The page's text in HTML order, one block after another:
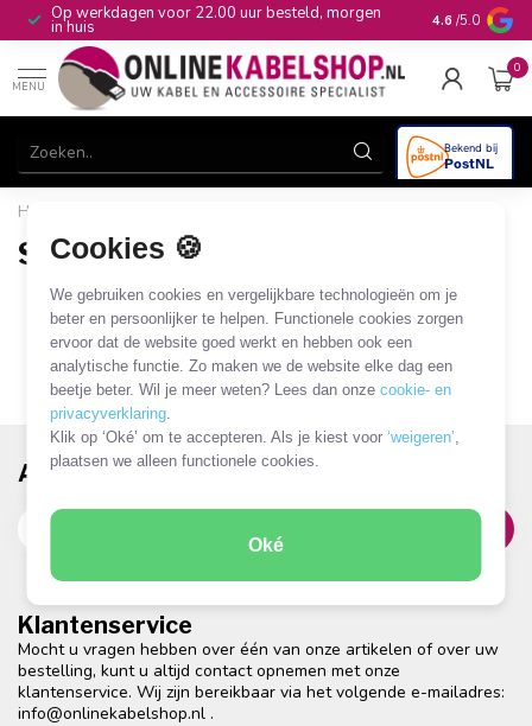
Cookies 🍪
We gebruiken cookies en vergelijkbare technologieën om je
beter en persoonlijker te helpen. Functionele cookies zorgen
ervoor dat de website goed werkt en hebben ook een
analytische functie. Zo maken we de website elke dag een
beetje beter. Wil je meer weten? Lees dan onzecookie- en
privacyverklaring.
Klik op ‘Oké’ om te accepteren. Als je kiest voor‘weigeren’,
plaatsen we alleen functionele cookies.
Oké
22.00 uur besteld, morgen 10+jaar productkennis 4.6 /5.0
MENU
0
Home
Schurter
0 PRODUCTEN
Klantenservice
Mocht u vragen hebben over één van onze artikelen of over uw
bestelling, kunt u altijd contact opnemen met onze
klantenservice. Wij zijn bereikbaar via het volgende e-mailadres:
info@onlinekabelshop.nl .
Abonneer je op onze nieuwsbrief!